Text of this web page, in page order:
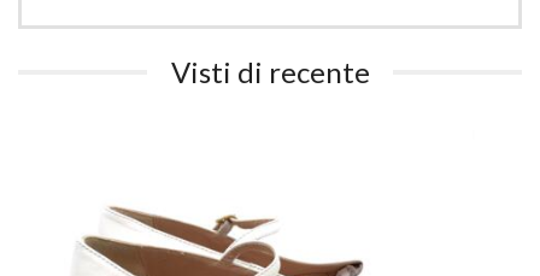
Visti di recente